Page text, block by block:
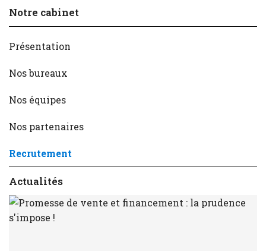
Notre cabinet
Présentation
Nos bureaux
Nos équipes
Nos partenaires
Recrutement
Actualités